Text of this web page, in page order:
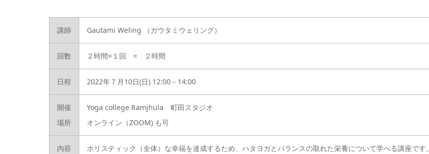
講師 Gautami Weling （ガウタミウェリング）
回数 ２時間×１回 = ２時間
日程 2022年７月10日(日) 12:00－14:00
開催
場所
Yoga college Ramjhula 町田スタジオ
オンライン（ZOOM) も可
内容 ホリスティック（全体）な幸福を達成するため、ハタヨガとバランスの取れた栄養について学べる講座です。